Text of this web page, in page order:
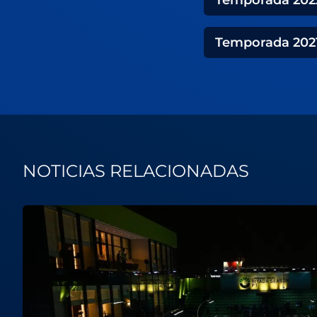
Temporada
NOTICIAS RELACIONADAS